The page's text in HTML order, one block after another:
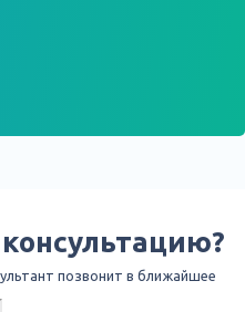
позвонит в ближайшее